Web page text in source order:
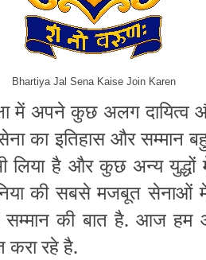
Bhartiya Jal Sena Kaise Join Karen
में अपने कुछ अलग दायित्व
का इतिहास और सम्मान
लिया है और कुछ अन्य युद्धों
की सबसे मजबूत सेनाओं
सम्मान की बात है. आज
करा रहे है.